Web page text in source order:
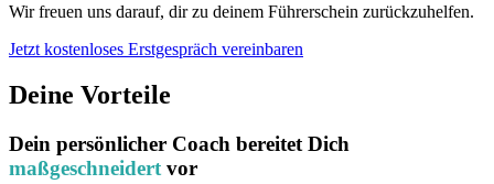
Wir freuen uns darauf, dir zu deinem Führerschein zurückzuhelfen.
Jetzt kostenloses Erstgespräch vereinbaren
Deine Vorteile
Dein persönlicher Coach bereitet Dich
maßgeschneidertvor